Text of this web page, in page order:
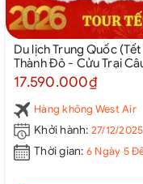
Du lịch Trung Quốc
Thành Đô - Cửu Trại
17.590.000₫
Hàng không West Air
Khởi hành: 27/12/2025
Thời gian: 6 Ngày 5